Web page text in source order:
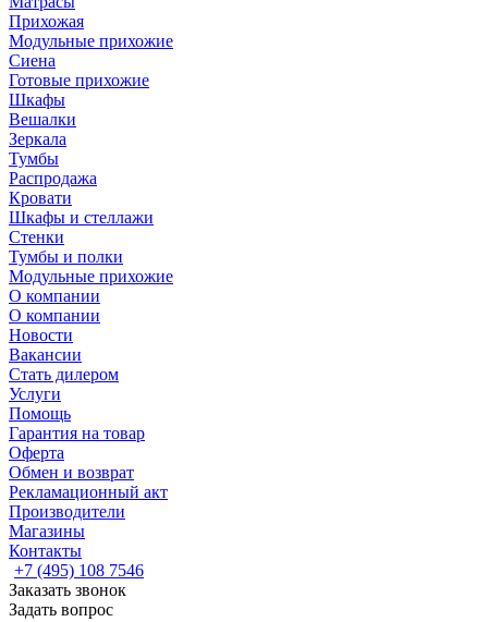
Прихожая
Модульные прихожие
Сиена
Готовые прихожие
Шкафы
Вешалки
Зеркала
Тумбы
Распродажа
Кровати
Шкафы и стеллажи
Стенки
Тумбы и полки
Модульные прихожие
О компании
О компании
Новости
Вакансии
Стать дилером
Услуги
Помощь
Гарантия на товар
Оферта
Обмен и возврат
Рекламационный акт
Производители
Магазины
Контакты
+7 (495) 108 7546
Заказать звонок
Задать вопрос